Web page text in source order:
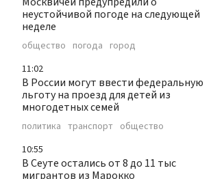
неустойчивой погоде на следующей
неделе
общество погода город
11:02
В России могут ввести федеральную
льготу на проезд для детей из
многодетных семей
политика транспорт общество
10:55
В Сеуте остались от 8 до 11 тыс
мигрантов из Марокко